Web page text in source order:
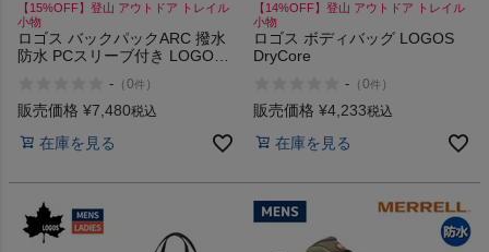
【15%OFF】登山 アウトドア トレイル
小物
ロゴス バックパックARC 撥水
防水 PCスリーブ付き LOGOS
- （0件 ）
販売価格 ¥7,480税込
在庫を見る
【14%OFF】登山 アウトドア トレイル
小物
ロゴス ボディバッグ LOGOS
DryCore
- （0件 ）
販売価格 ¥4,233税込
在庫を見る